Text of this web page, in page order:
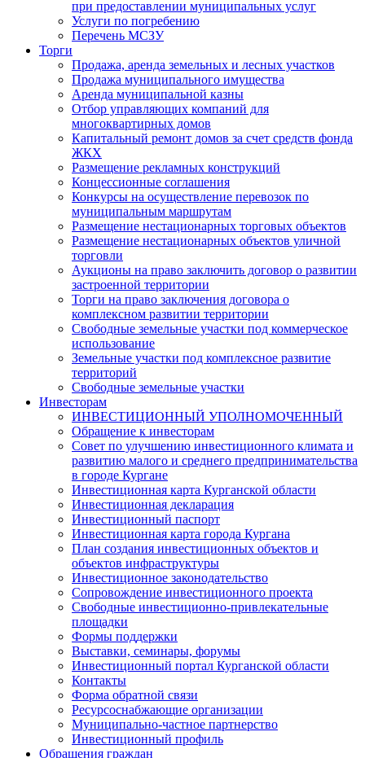
при предоставлении муниципальных услуг
Услуги по погребению
Перечень МСЗУ
Торги
Продажа, аренда земельных и лесных участков
Продажа муниципального имущества
Аренда муниципальной казны
Отбор управляющих компаний для
многоквартирных домов
Капитальный ремонт домов за счет средств фонда
ЖКХ
Размещение рекламных конструкций
Концессионные соглашения
Конкурсы на осуществление перевозок по
муниципальным маршрутам
Размещение нестационарных торговых объектов
Размещение нестационарных объектов уличной
торговли
Аукционы на право заключить договор о развитии
застроенной территории
Торги на право заключения договора о
комплексном развитии территории
Свободные земельные участки под коммерческое
использование
Земельные участки под комплексное развитие
территорий
Свободные земельные участки
Инвесторам
ИНВЕСТИЦИОННЫЙ УПОЛНОМОЧЕННЫЙ
Обращение к инвесторам
Совет по улучшению инвестиционного климата и
развитию малого и среднего предпринимательства
в городе Кургане
Инвестиционная карта Курганской области
Инвестиционная декларация
Инвестиционный паспорт
Инвестиционная карта города Кургана
План создания инвестиционных объектов и
объектов инфраструктуры
Инвестиционное законодательство
Сопровождение инвестиционного проекта
Свободные инвестиционно-привлекательные
площадки
Формы поддержки
Выставки, семинары, форумы
Инвестиционный портал Курганской области
Контакты
Форма обратной связи
Ресурсоснабжающие организации
Муниципально-частное партнерство
Инвестиционный профиль
Обращения граждан